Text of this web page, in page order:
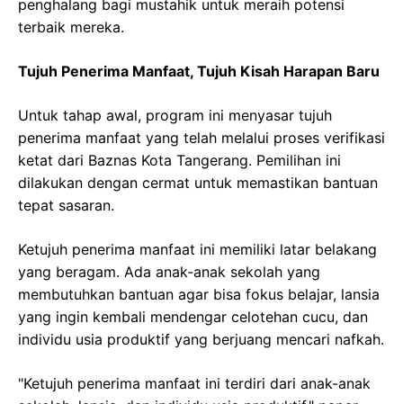
penghalang bagi mustahik untuk meraih potensi
terbaik mereka.
Tujuh Penerima Manfaat, Tujuh Kisah Harapan Baru
Untuk tahap awal, program ini menyasar tujuh
penerima manfaat yang telah melalui proses verifikasi
ketat dari Baznas Kota Tangerang. Pemilihan ini
dilakukan dengan cermat untuk memastikan bantuan
tepat sasaran.
Ketujuh penerima manfaat ini memiliki latar belakang
yang beragam. Ada anak-anak sekolah yang
membutuhkan bantuan agar bisa fokus belajar, lansia
yang ingin kembali mendengar celotehan cucu, dan
individu usia produktif yang berjuang mencari nafkah.
"Ketujuh penerima manfaat ini terdiri dari anak-anak